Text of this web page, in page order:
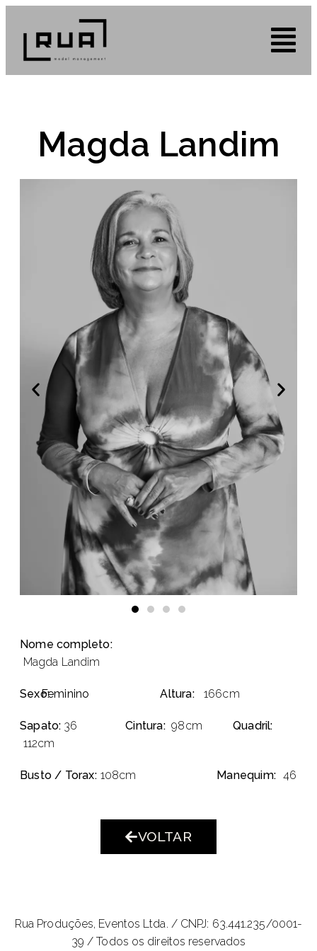
Magda Landim
Nome completo:
Magda Landim
Sexo:Feminino Altura: 166cm
Sapato: 36 Cintura: 98cm
Quadril:
112cm
Busto / Torax: 108cm Manequim: 46
VOLTAR
Rua Produções, Eventos Ltda. / CNPJ: 63.441.235/0001-
39 / Todos os direitos reservados